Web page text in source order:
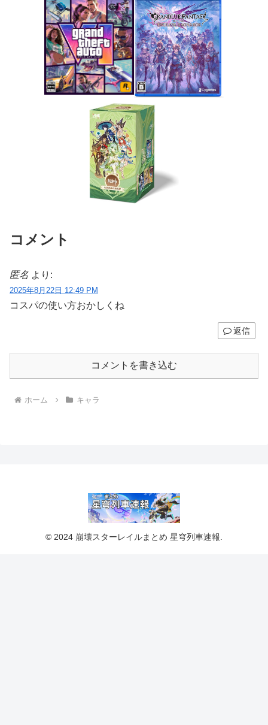
コメント
匿名 より:
2025年8月22日 12:49 PM
コスパの使い方おかしくね
返信
コメントを書き込む
ホーム キャラ
© 2024 崩壊スターレイルまとめ 星穹列車速報.